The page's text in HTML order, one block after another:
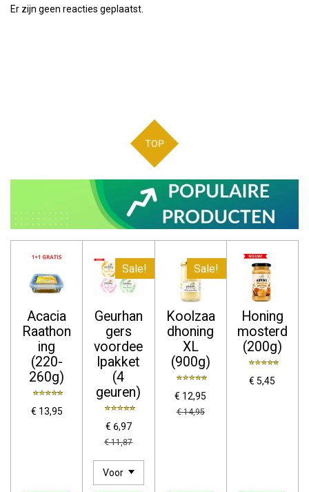
Er zijn geen reacties geplaatst.
TOP
Acacia
Raathon
ing
(220-
260g)
€ 13,95
Sale!
Geurhan
gers
voordee
lpakket
(4
geuren)
€ 6,97
€ 11,87
Sale!
Koolzaa
dhoning
XL
(900g)
€ 12,95
€ 14,95
Honing
mosterd
(200g)
€ 5,45